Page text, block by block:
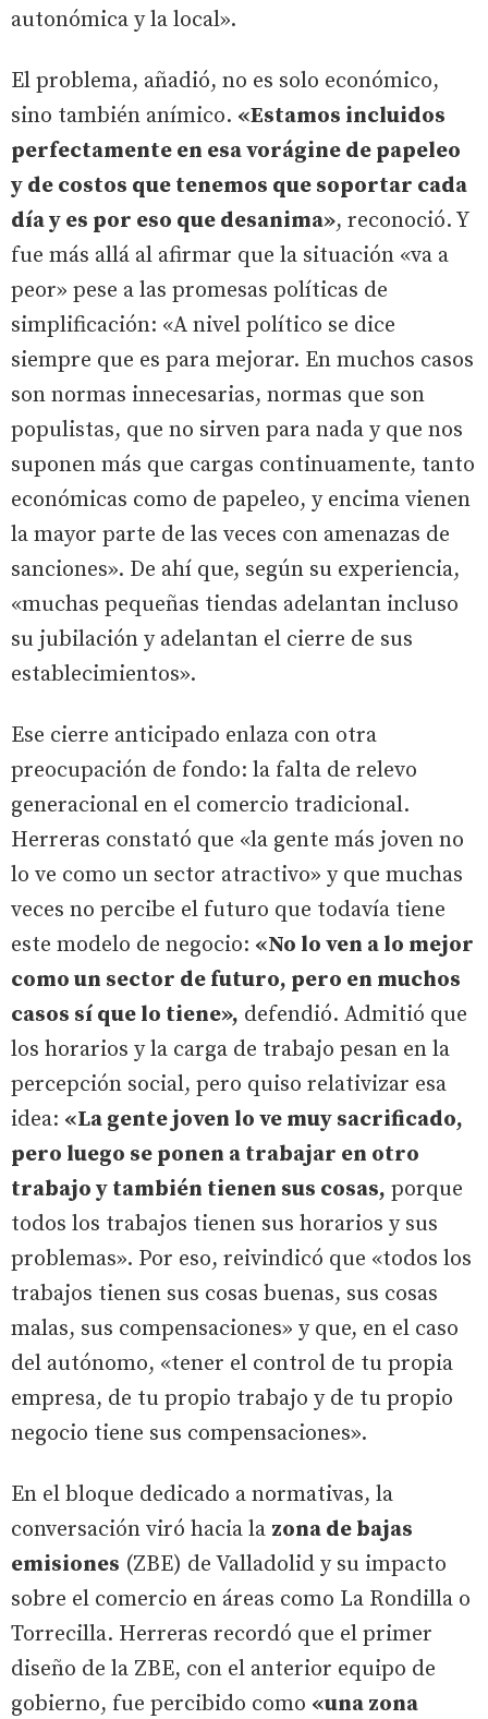
autonómica y la local».
El problema, añadió, no es solo económico,
sino también anímico. «Estamos incluidos
perfectamente en esa vorágine de papeleo
y de costos que tenemos que soportar cada
día y es por eso que desanima», reconoció. Y
fue más allá al afirmar que la situación «va a
peor» pese a las promesas políticas de
simplificación: «A nivel político se dice
siempre que es para mejorar. En muchos casos
son normas innecesarias, normas que son
populistas, que no sirven para nada y que nos
suponen más que cargas continuamente, tanto
económicas como de papeleo, y encima vienen
la mayor parte de las veces con amenazas de
sanciones». De ahí que, según su experiencia,
«muchas pequeñas tiendas adelantan incluso
su jubilación y adelantan el cierre de sus
establecimientos».
Ese cierre anticipado enlaza con otra
preocupación de fondo: la falta de relevo
generacional en el comercio tradicional.
Herreras constató que «la gente más joven no
lo ve como un sector atractivo» y que muchas
veces no percibe el futuro que todavía tiene
este modelo de negocio: «No lo ven a lo mejor
como un sector de futuro, pero en muchos
casos sí que lo tiene», defendió. Admitió que
los horarios y la carga de trabajo pesan en la
percepción social, pero quiso relativizar esa
idea: «La gente joven lo ve muy sacrificado,
pero luego se ponen a trabajar en otro
trabajo y también tienen sus cosas, porque
todos los trabajos tienen sus horarios y sus
problemas». Por eso, reivindicó que «todos los
trabajos tienen sus cosas buenas, sus cosas
malas, sus compensaciones» y que, en el caso
del autónomo, «tener el control de tu propia
empresa, de tu propio trabajo y de tu propio
negocio tiene sus compensaciones».
En el bloque dedicado a normativas, la
conversación viró hacia la zona de bajas
emisiones (ZBE) de Valladolid y su impacto
sobre el comercio en áreas como La Rondilla o
Torrecilla. Herreras recordó que el primer
diseño de la ZBE, con el anterior equipo de
gobierno, fue percibido como «una zona